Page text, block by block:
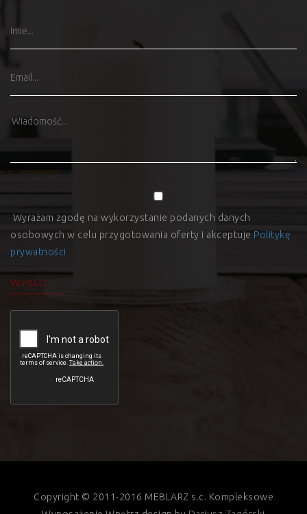
Wyrażam zgodę na wykorzystanie podanych danych
osobowych w celu przygotowania oferty i akceptuje Politykę
prywatności
Copyright © 2011-2016 MEBLARZ s.c. Kompleksowe